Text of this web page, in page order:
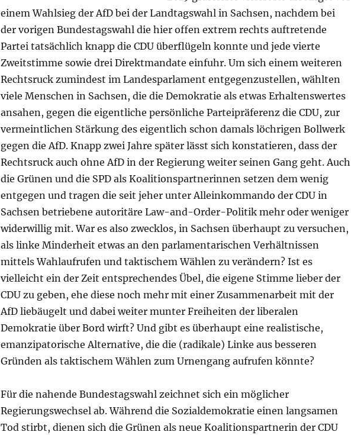
einem Wahlsieg der AfD bei der Landtagswahl in Sachsen, nachdem bei
der vorigen Bundestagswahl die hier offen extrem rechts auftretende
Partei tatsächlich knapp die CDU überflügeln konnte und jede vierte
Zweitstimme sowie drei Direktmandate einfuhr. Um sich einem weiteren
Rechtsruck zumindest im Landesparlament entgegenzustellen, wählten
viele Menschen in Sachsen, die die Demokratie als etwas Erhaltenswertes
ansahen, gegen die eigentliche persönliche Parteipräferenz die CDU, zur
vermeintlichen Stärkung des eigentlich schon damals löchrigen Bollwerk
gegen die AfD. Knapp zwei Jahre später lässt sich konstatieren, dass der
Rechtsruck auch ohne AfD in der Regierung weiter seinen Gang geht. Auch
die Grünen und die SPD als Koalitionspartnerinnen setzen dem wenig
entgegen und tragen die seit jeher unter Alleinkommando der CDU in
Sachsen betriebene autoritäre Law-and-Order-Politik mehr oder weniger
widerwillig mit. War es also zwecklos, in Sachsen überhaupt zu versuchen,
als linke Minderheit etwas an den parlamentarischen Verhältnissen
mittels Wahlaufrufen und taktischem Wählen zu verändern? Ist es
vielleicht ein der Zeit entsprechendes Übel, die eigene Stimme lieber der
CDU zu geben, ehe diese noch mehr mit einer Zusammenarbeit mit der
AfD liebäugelt und dabei weiter munter Freiheiten der liberalen
Demokratie über Bord wirft? Und gibt es überhaupt eine realistische,
emanzipatorische Alternative, die die (radikale) Linke aus besseren
Gründen als taktischem Wählen zum Urnengang aufrufen könnte?
Für die nahende Bundestagswahl zeichnet sich ein möglicher
Regierungswechsel ab. Während die Sozialdemokratie einen langsamen
Tod stirbt, dienen sich die Grünen als neue Koalitionspartnerin der CDU